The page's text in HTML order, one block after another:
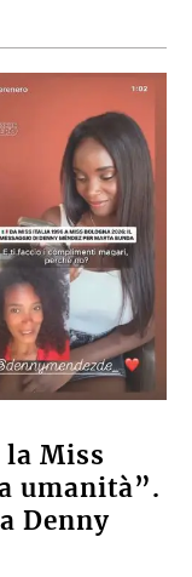
la Miss
umanità”.
Denny